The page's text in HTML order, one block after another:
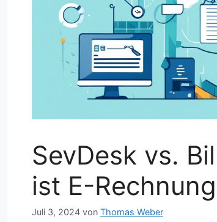
SevDesk vs.
ist E-
Juli 3, 2024 von Thomas Weber